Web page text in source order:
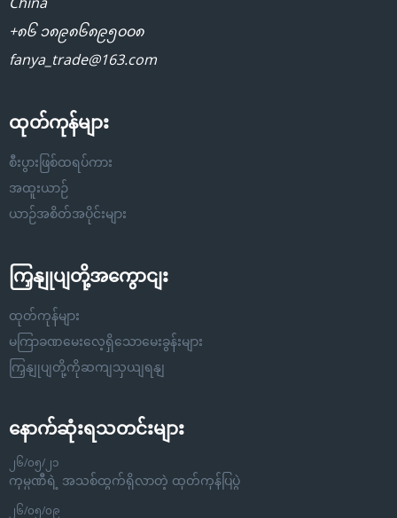
+၈၆ ၁၈၉၈၆၈၉၅၀၀၈
fanya_trade@163.com
ထုတ်ကုန်များ
စီးပွားဖြစ်ထရပ်ကား
အထူးယာဉ်
ယာဉ်အစိတ်အပိုင်းများ
ကြှနျုပျတို့အကွောငျး
ထုတ်ကုန်များ
မကြာခဏမေးလေ့ရှိသောမေးခွန်းများ
ကြှနျုပျတို့ကိုဆကျသှယျရနျ
နောက်ဆုံးရသတင်းများ
၂၆/၀၅/၂၁
ကုမ္ပဏီရဲ့ အသစ်ထွက်ရှိလာတဲ့ ထုတ်ကုန်ပြပွဲ
၂၆/၀၅/၀၉